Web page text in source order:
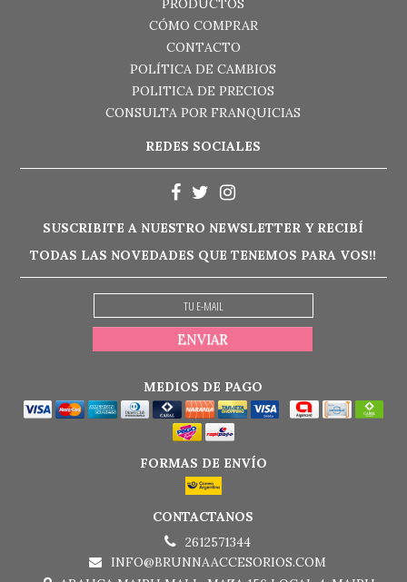
PRODUCTOS
CÓMO COMPRAR
CONTACTO
POLÍTICA DE CAMBIOS
POLITICA DE PRECIOS
CONSULTA POR FRANQUICIAS
REDES SOCIALES
SUSCRIBITE A NUESTRO NEWSLETTER Y RECIBÍ
TODAS LAS NOVEDADES QUE TENEMOS PARA VOS!!
MEDIOS DE PAGO
FORMAS DE ENVÍO
CONTACTANOS
2612571344
INFO@BRUNNAACCESORIOS.COM